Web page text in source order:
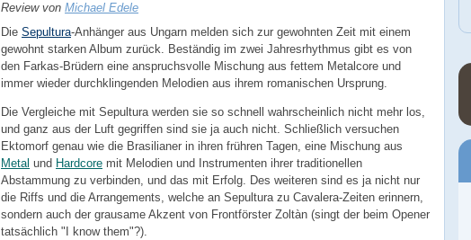
Review von Michael Edele
Die Sepultura-Anhänger aus Ungarn melden sich zur gewohnten Zeit mit einem
gewohnt starken Album zurück. Beständig im zwei Jahresrhythmus gibt es von
den Farkas-Brüdern eine anspruchsvolle Mischung aus fettem Metalcore und
immer wieder durchklingenden Melodien aus ihrem romanischen Ursprung.
Die Vergleiche mit Sepultura werden sie so schnell wahrscheinlich nicht mehr los,
und ganz aus der Luft gegriffen sind sie ja auch nicht. Schließlich versuchen
Ektomorf genau wie die Brasilianer in ihren frühren Tagen, eine Mischung aus
Metal und Hardcore mit Melodien und Instrumenten ihrer traditionellen
Abstammung zu verbinden, und das mit Erfolg. Des weiteren sind es ja nicht nur
die Riffs und die Arrangements, welche an Sepultura zu Cavalera-Zeiten erinnern,
sondern auch der grausame Akzent von Frontförster Zoltàn (singt der beim Opener
tatsächlich "I know them"?).